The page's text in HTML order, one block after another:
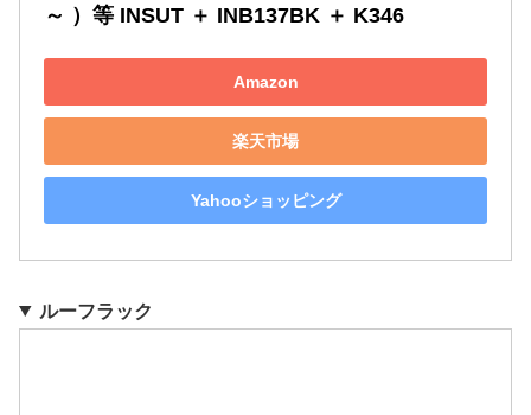
～ ）等 INSUT ＋ INB137BK ＋ K346
Amazon
楽天市場
Yahooショッピング
ルーフラック